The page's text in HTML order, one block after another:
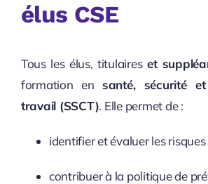
élus CSE
Tous les élus, titulaires et
formation en santé, sécurité
travail (SSCT). Elle permet de :
identifier et évaluer les
contribuer à la politique de